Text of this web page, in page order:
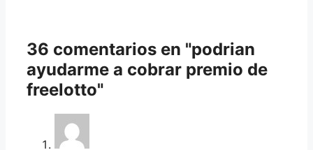
36 comentarios en "podrian
ayudarme a cobrar premio de
freelotto"